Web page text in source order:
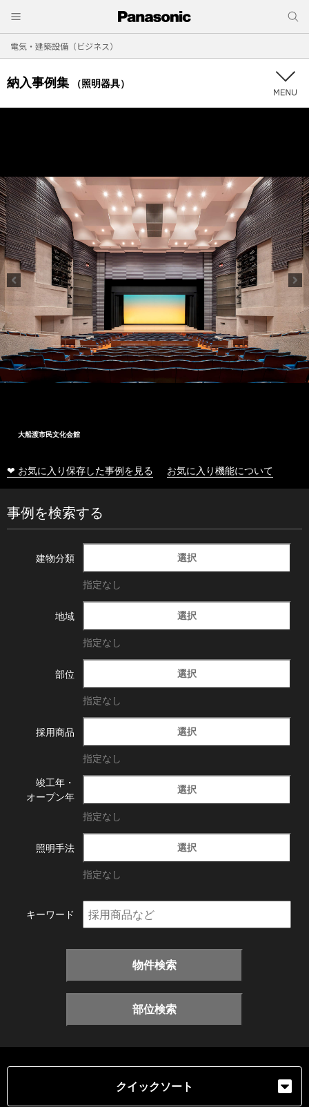
電気・建築設備（ビジネス）
納入事例集 （照明器具）
大船渡市民文化会館
❤ お気に入り保存した事例を見る お気に入り機能について
事例を検索する
建物分類 選択
指定なし
地域 選択
指定なし
部位 選択
指定なし
採用商品 選択
指定なし
竣工年・
オープン年
選択
指定なし
照明手法 選択
指定なし
キーワード
物件検索
部位検索
クイックソート